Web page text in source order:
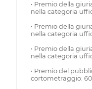
• Premio della
nella categoria
• Premio della
nella categoria
• Premio della
nella categoria
• Premio del
cortometraggio: